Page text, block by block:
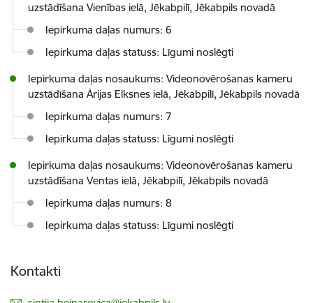
uzstādīšana Vienības ielā, Jēkabpilī, Jēkabpils novadā
Iepirkuma daļas numurs: 6
Iepirkuma daļas statuss: Līgumi noslēgti
Iepirkuma daļas nosaukums: Videonovērošanas kameru
uzstādīšana Ārijas Elksnes ielā, Jēkabpilī, Jēkabpils novadā
Iepirkuma daļas numurs: 7
Iepirkuma daļas statuss: Līgumi noslēgti
Iepirkuma daļas nosaukums: Videonovērošanas kameru
uzstādīšana Ventas ielā, Jēkabpilī, Jēkabpils novadā
Iepirkuma daļas numurs: 8
Iepirkuma daļas statuss: Līgumi noslēgti
Kontakti